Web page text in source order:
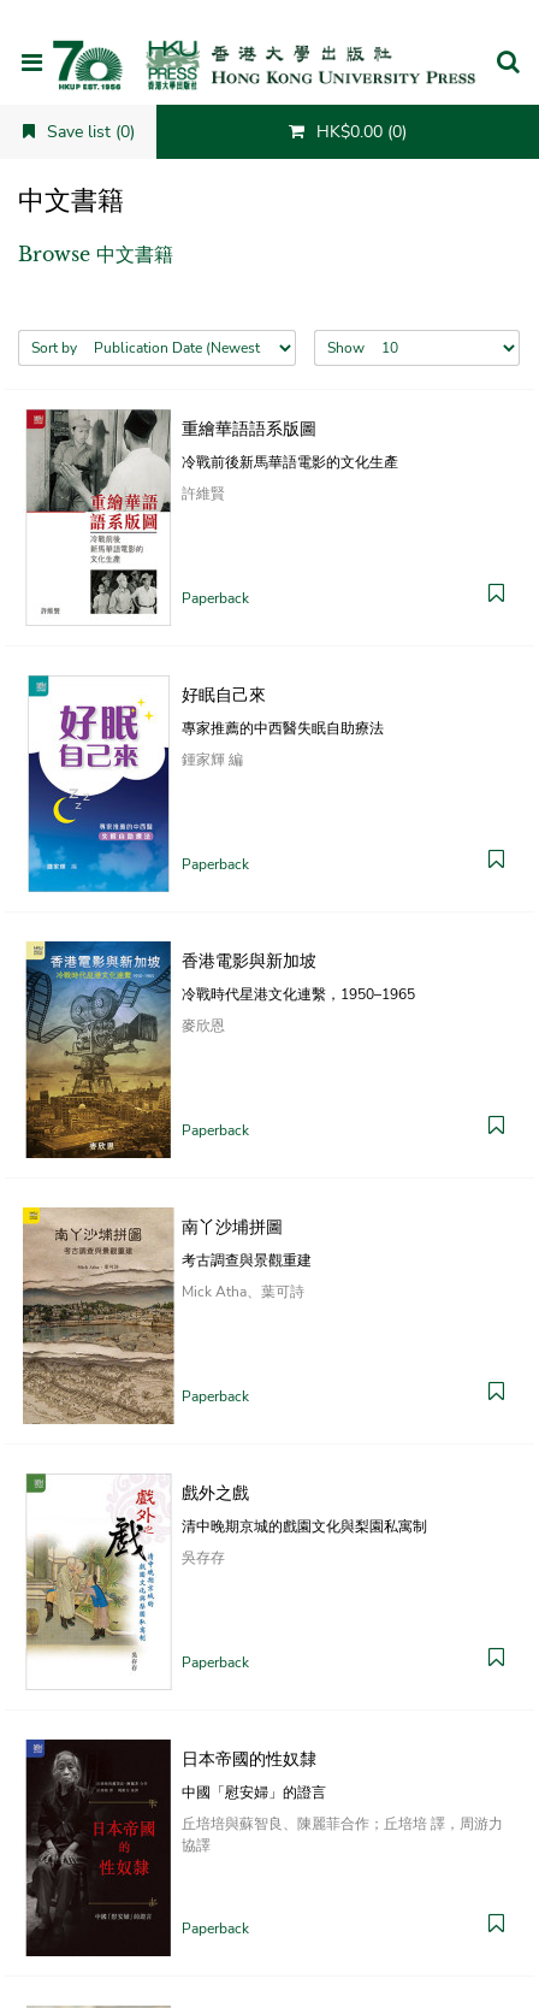
Save list (0) HK$0.00 (0)
中文書籍
Browse 中文書籍
Sort by Show
重繪華語語系版圖
冷戰前後新馬華語電影的文化生產
許維賢
Paperback
好眠自己來
專家推薦的中西醫失眠自助療法
鍾家輝 編
Paperback
香港電影與新加坡
冷戰時代星港文化連繫，1950–1965
麥欣恩
Paperback
南丫沙埔拼圖
考古調查與景觀重建
Mick Atha、葉可詩
Paperback
戲外之戲
清中晚期京城的戲園文化與梨園私寓制
吳存存
Paperback
日本帝國的性奴隸
中國「慰安婦」的證言
丘培培與蘇智良、陳麗菲合作；丘培培 譯，周游力
協譯
Paperback